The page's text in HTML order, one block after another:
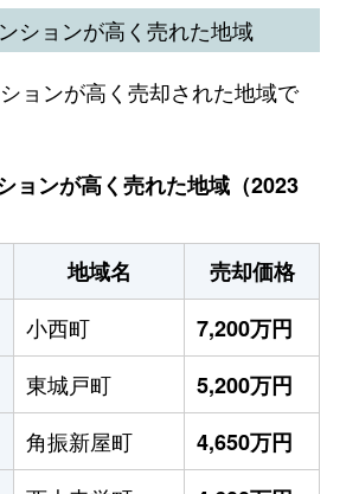
ションが高く売れた地域
ョンが高く売却された地域で
ョンが高く売れた地域（2023
地域名
売却価格
小西町
7,200万円
東城戸町
5,200万円
角振新屋町
4,650万円